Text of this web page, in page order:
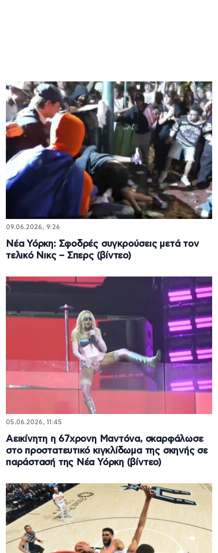
09.06.2026, 9:26
Νέα Υόρκη: Σφοδρές συγκρούσεις μετά τον
τελικό Νικς – Σπερς (βίντεο)
05.06.2026, 11:45
Αεικίνητη η 67χρονη Μαντόνα, σκαρφάλωσε
στο προστατευτικό κιγκλίδωμα της σκηνής σε
παράστασή της Νέα Υόρκη (βίντεο)